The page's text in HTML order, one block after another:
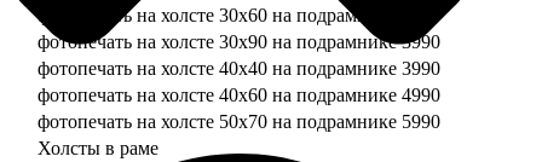
фотопечать на холсте 30х60 на подрамнике
фотопечать на холсте 30х90 на подрамнике 3990
фотопечать на холсте 40х40 на подрамнике 3990
фотопечать на холсте 40х60 на подрамнике 4990
фотопечать на холсте 50х70 на подрамнике 5990
Холсты в раме